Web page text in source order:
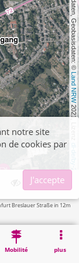
, Kartendaten, Geobasisdaten: ©
Land NRW
2021, Lizenz
dl-de/by-2-0
Mobilité plus
Breslauer Straße in 12m
notre site
de cookies par
J'accepte